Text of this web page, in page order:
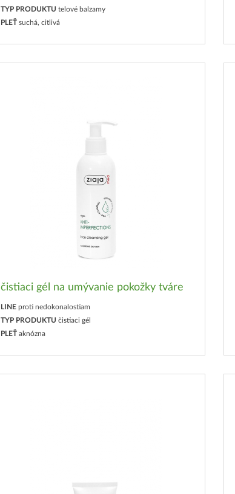
TYP PRODUKTU telové balzamy
PLEŤ suchá, citlivá
čistiaci gél na umývanie pokožky tváre
LINE proti nedokonalostiam
TYP PRODUKTU čistiaci gél
PLEŤ aknózna